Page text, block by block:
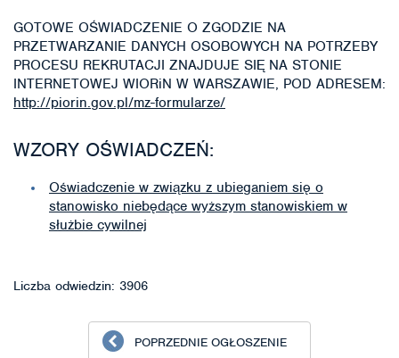
GOTOWE OŚWIADCZENIE O ZGODZIE NA
PRZETWARZANIE DANYCH OSOBOWYCH NA POTRZEBY
PROCESU REKRUTACJI ZNAJDUJE SIĘ NA STONIE
INTERNETOWEJ WIORiN W WARSZAWIE, POD ADRESEM:
http://piorin.gov.pl/mz-formularze/
WZORY OŚWIADCZEŃ:
Oświadczenie w związku z ubieganiem się o
stanowisko niebędące wyższym stanowiskiem w
służbie cywilnej
Liczba odwiedzin: 3906
POPRZEDNIE OGŁOSZENIE